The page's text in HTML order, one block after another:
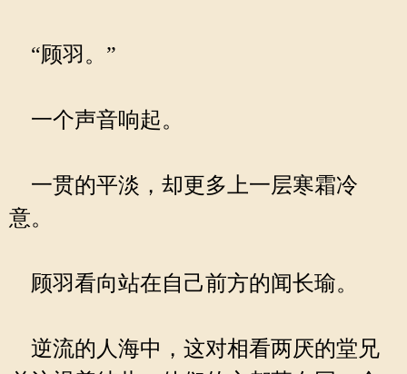
“顾羽。”
一个声音响起。
一贯的平淡，却更多上一层寒霜冷
意。
顾羽看向站在自己前方的闻长瑜。
逆流的人海中，这对相看两厌的堂兄